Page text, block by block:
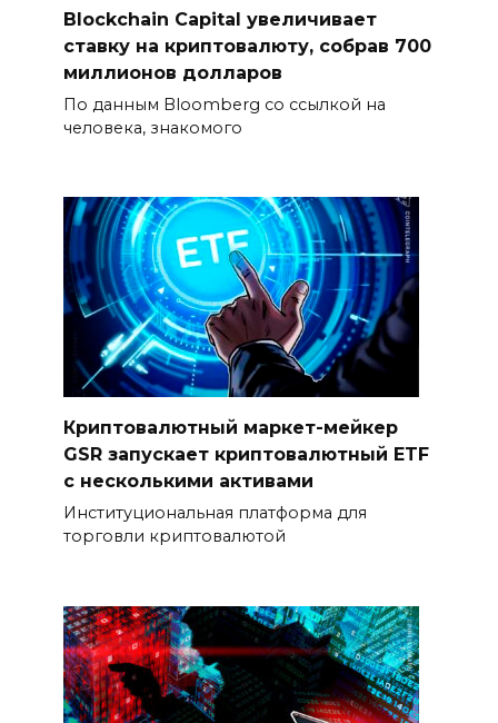
Blockchain Capital увеличивает
ставку на криптовалюту, собрав 700
миллионов долларов
По данным Bloomberg со ссылкой на
человека, знакомого
Криптовалютный маркет-мейкер
GSR запускает криптовалютный ETF
с несколькими активами
Институциональная платформа для
торговли криптовалютой